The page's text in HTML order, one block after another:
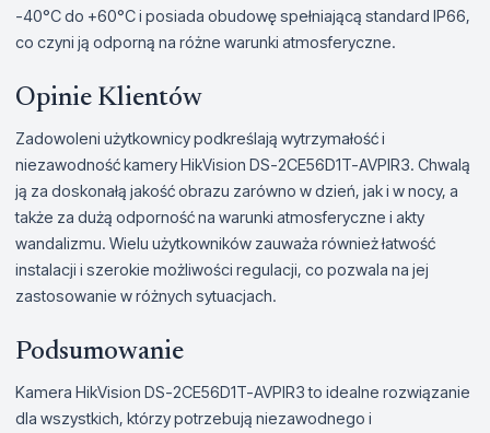
-40°C do +60°C i posiada obudowę spełniającą standard IP66,
co czyni ją odporną na różne warunki atmosferyczne.
Opinie Klientów
Zadowoleni użytkownicy podkreślają wytrzymałość i
niezawodność kamery HikVision DS-2CE56D1T-AVPIR3. Chwalą
ją za doskonałą jakość obrazu zarówno w dzień, jak i w nocy, a
także za dużą odporność na warunki atmosferyczne i akty
wandalizmu. Wielu użytkowników zauważa również łatwość
instalacji i szerokie możliwości regulacji, co pozwala na jej
zastosowanie w różnych sytuacjach.
Podsumowanie
Kamera HikVision DS-2CE56D1T-AVPIR3 to idealne rozwiązanie
dla wszystkich, którzy potrzebują niezawodnego i